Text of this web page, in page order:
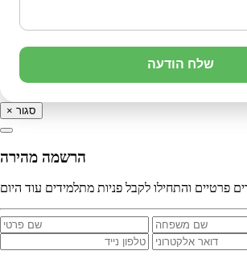
שלח הודעה
× סגור
הרשמה מהירה